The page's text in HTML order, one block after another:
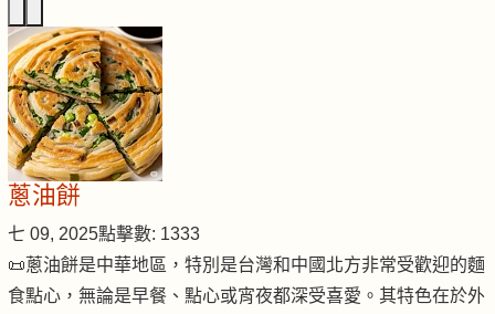
蔥油餅
七 09, 2025點擊數: 1333
📜蔥油餅是中華地區，特別是台灣和中國北方非常受歡迎的麵
食點心，無論是早餐、點心或宵夜都深受喜愛。其特色在於外